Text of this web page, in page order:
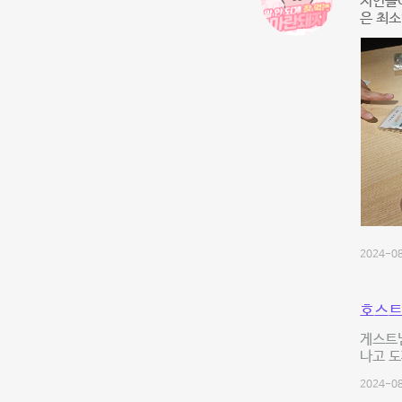
은 최
2024-
호스
게스
나고
2024-